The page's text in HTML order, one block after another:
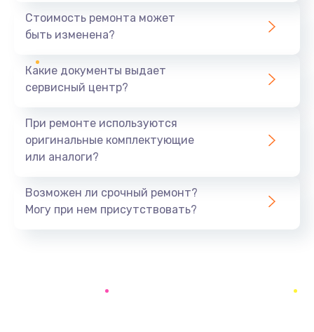
650 руб.
Восстановление ОС
Настройка программ
Заказать
Стоимость ремонта может
быть изменена?
Какие документы выдает
сервисный центр?
При ремонте используются
оригинальные комплектующие
или аналоги?
Возможен ли срочный ремонт?
Могу при нем присутствовать?